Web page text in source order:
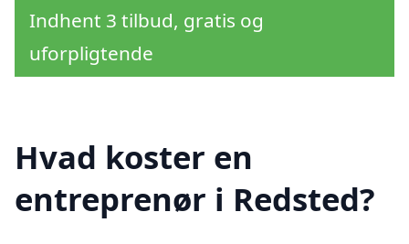
Indhent 3 tilbud, gratis og
uforpligtende
Hvad koster en
entreprenør i Redsted?